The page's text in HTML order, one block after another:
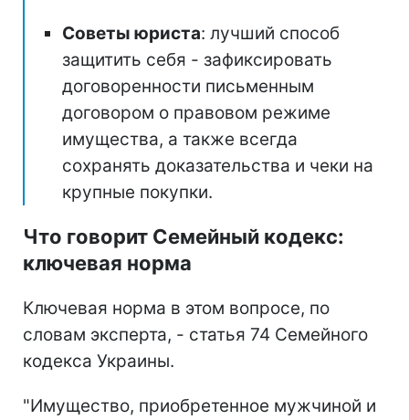
Советы юриста: лучший способ
защитить себя - зафиксировать
договоренности письменным
договором о правовом режиме
имущества, а также всегда
сохранять доказательства и чеки на
крупные покупки.
Что говорит Семейный кодекс:
ключевая норма
Ключевая норма в этом вопросе, по
словам эксперта, - статья 74 Семейного
кодекса Украины.
"Имущество, приобретенное мужчиной и